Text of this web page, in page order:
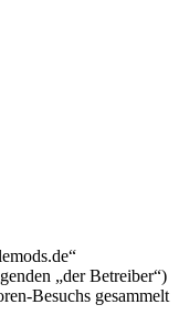
„der Betreiber“)
Besuchs gesammelt